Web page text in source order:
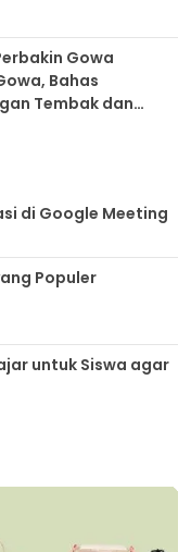
Gowa
Bahas
Tembak dan
di Google Meeting
Populer
untuk Siswa agar